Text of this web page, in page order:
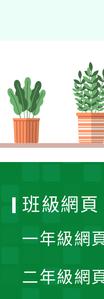
班級網頁
一年級網
二年級網